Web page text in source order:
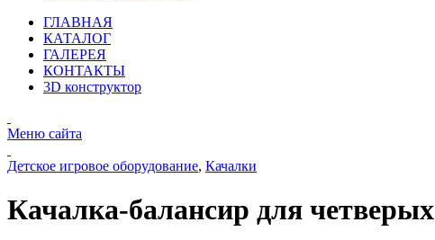
ГЛАВНАЯ
КАТАЛОГ
ГАЛЕРЕЯ
КОНТАКТЫ
3D конструктор
Меню сайта
Детское игровое оборудование, Качалки
Качалка-балансир для четверых